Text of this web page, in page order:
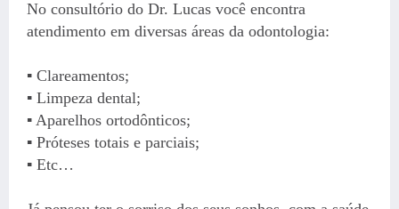
No consultório do Dr. Lucas você encontra
atendimento em diversas áreas da odontologia:
▪️ Clareamentos;
▪️ Limpeza dental;
▪️ Aparelhos ortodônticos;
▪️ Próteses totais e parciais;
▪️ Etc…